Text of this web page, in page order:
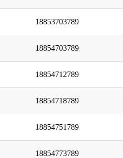
18853703789
18854703789
18854712789
18854718789
18854751789
18854773789